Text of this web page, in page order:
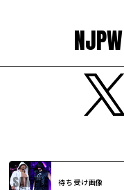
待ち受け画像